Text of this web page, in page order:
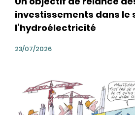
investissements dans le
l’hydroélectricité
23/07/2026